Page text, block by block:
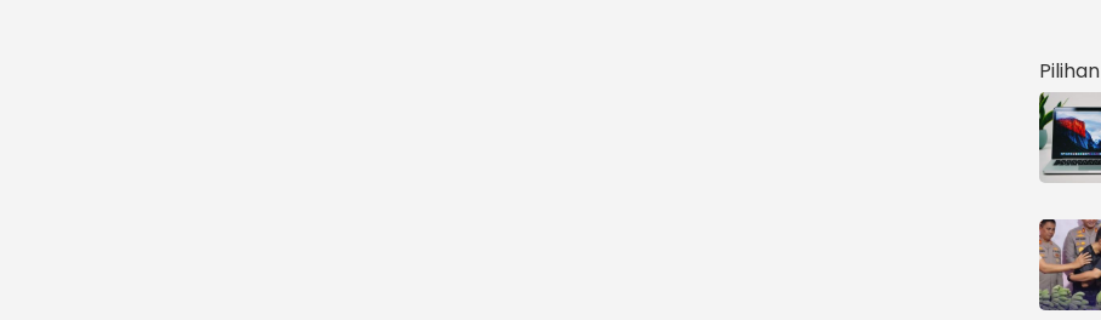
Pilihan